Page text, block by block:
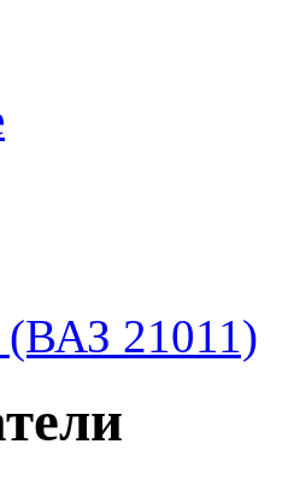
21011)